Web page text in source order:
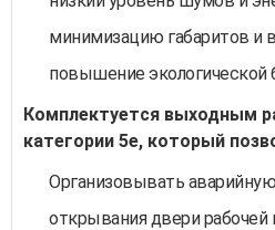
минимизацию габаритов и
повышение экологической
Комплектуется выходным
категории 5е, который
Организовывать
открывания двери